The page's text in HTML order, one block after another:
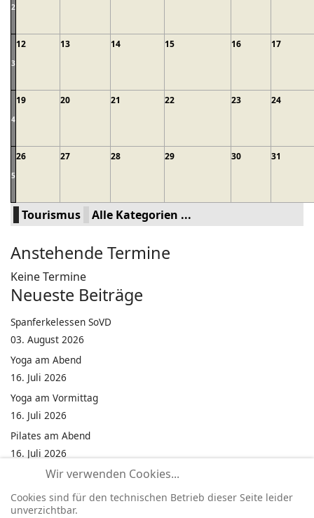
2
3
12 13 14 15 16 17
4
19 20 21 22 23 24
5
26 27 28 29 30 31
Tourismus Alle Kategorien ...
Anstehende Termine
Keine Termine
Neueste Beiträge
Spanferkelessen SoVD
03. August 2026
Yoga am Abend
16. Juli 2026
Yoga am Vormittag
16. Juli 2026
Pilates am Abend
16. Juli 2026
Jumping Fitness Intervall
16. Juli 2026
Jumping Fitness Erwachsene
Wir verwenden Cookies...
Cookies sind für den technischen Betrieb dieser Seite leider
unverzichtbar.